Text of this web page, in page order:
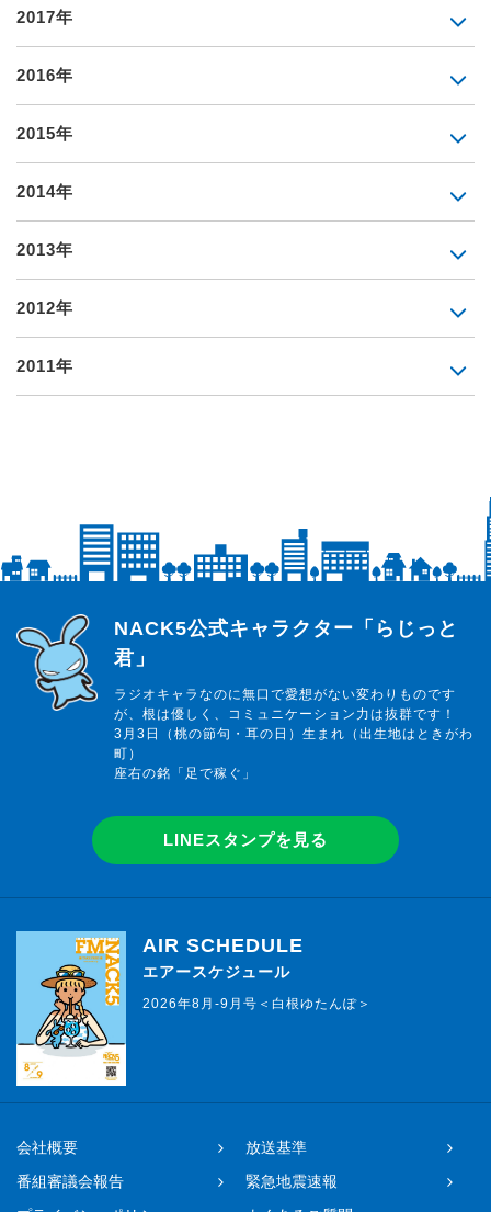
2017年
2016年
2015年
2014年
2013年
2012年
2011年
らじっと君
NACK5公式キャラクター「らじっと
君」
ラジオキャラなのに無口で愛想がない変わりものです
が、根は優しく、コミュニケーション力は抜群です！
3月3日（桃の節句・耳の日）生まれ（出生地はときがわ
町）
座右の銘「足で稼ぐ」
LINEスタンプを見る
AIR SCHEDULE
エアースケジュール
2026年8月-9月号＜白根ゆたんぽ＞
会社概要
放送基準
番組審議会報告
緊急地震速報